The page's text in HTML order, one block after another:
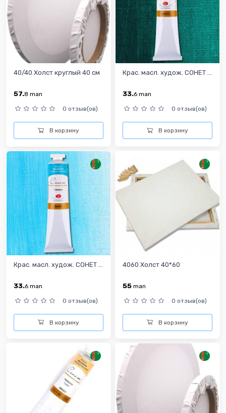
40/40 Холст круглый 40 см
57.8 man
0 отзыв(ов)
В корзину
Крас. масл. худож. СОНЕТ ...
33.6 man
0 отзыв(ов)
В корзину
Крас. масл. худож. СОНЕТ ...
33.6 man
0 отзыв(ов)
В корзину
4060 Холст 40*60
55 man
0 отзыв(ов)
В корзину